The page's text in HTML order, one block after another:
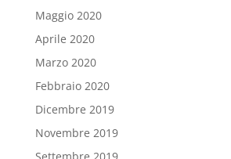
Maggio 2020
Aprile 2020
Marzo 2020
Febbraio 2020
Dicembre 2019
Novembre 2019
Settembre 2019